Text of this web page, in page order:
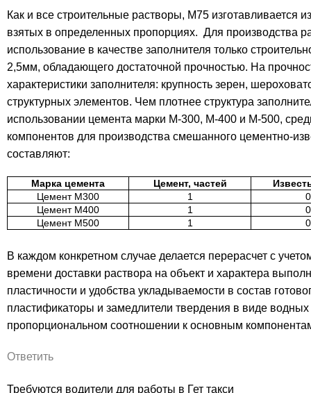
Как и все строительные растворы, М75 изготавливается
взятых в определенных пропорциях. Для производства
использование в качестве заполнителя только
2,5мм, обладающего достаточной прочностью. На
характеристики заполнителя: крупность зерен,
структурных элементов. Чем плотнее структура
использовании цемента марки М-300, М-400 и М-500,
компонентов для производства смешанного цементно-
составляют:
Марка цемента Цемент, частей
Цемент М300
1
Цемент М400
1
Цемент М500
1
В каждом конкретном случае делается перерасчет с
времени доставки раствора на объект и характера
пластичности и удобства укладываемости в состав
пластификаторы и замедлители твердения в виде
пропорциональном соотношении к основным
Ответить
Требуются водители для работы в Гет такси